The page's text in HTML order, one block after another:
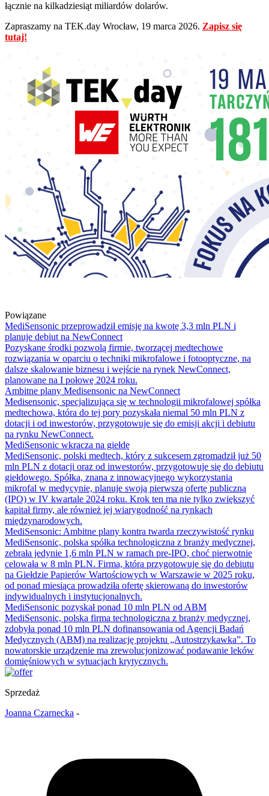
łącznie na kilkadziesiąt miliardów dolarów.
Zapraszamy na TEK.day Wrocław, 19 marca 2026. Zapisz się
tutaj!
Powiązane
MediSensonic przeprowadził emisję na kwotę 3,3 mln PLN i
planuje debiut na NewConnect
Pozyskane środki pozwolą firmie, tworzącej medtechowe
rozwiązania w oparciu o techniki mikrofalowe i fotooptyczne, na
dalsze skalowanie biznesu i wejście na rynek NewConnect,
planowane na I połowę 2024 roku.
Ambitne plany Medisensonic na NewConnect
Medisensonic, specjalizująca się w technologii mikrofalowej spółka
medtechowa, która do tej pory pozyskała niemal 50 mln PLN z
dotacji i od inwestorów, przygotowuje się do emisji akcji i debiutu
na rynku NewConnect.
MediSensonic wkracza na giełdę
MediSensonic, polski medtech, który z sukcesem zgromadził już 50
mln PLN z dotacji oraz od inwestorów, przygotowuje się do debiutu
giełdowego. Spółka, znana z innowacyjnego wykorzystania
mikrofal w medycynie, planuje swoją pierwszą ofertę publiczną
(IPO) w IV kwartale 2024 roku. Krok ten ma nie tylko zwiększyć
kapitał firmy, ale również jej wiarygodność na rynkach
międzynarodowych.
MediSensonic: Ambitne plany kontra twarda rzeczywistość rynku
MediSensonic, polska spółka technologiczna z branży medycznej,
zebrała jedynie 1,6 mln PLN w ramach pre-IPO, choć pierwotnie
celowała w 8 mln PLN. Firma, która przygotowuje się do debiutu
na Giełdzie Papierów Wartościowych w Warszawie w 2025 roku,
od ponad miesiąca prowadziła ofertę skierowaną do inwestorów
indywidualnych i instytucjonalnych.
MediSensonic pozyskał ponad 10 mln PLN od ABM
MediSensonic, polska firma technologiczna z branży medycznej,
zdobyła ponad 10 mln PLN dofinansowania od Agencji Badań
Medycznych (ABM) na realizację projektu „Autostrzykawka”. To
nowatorskie urządzenie ma zrewolucjonizować podawanie leków
domięśniowych w sytuacjach krytycznych.
Sprzedaż
Joanna Czarnecka -